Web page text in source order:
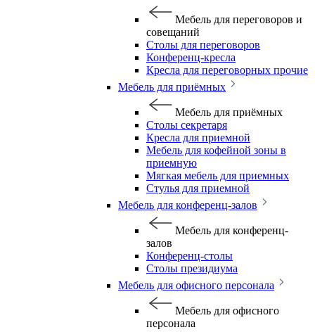
Мебель для переговоров и
совещаний
Столы для переговоров
Конференц-кресла
Кресла для переговорных прочие
Мебель для приёмных
Мебель для приёмных
Столы секретаря
Кресла для приемной
Мебель для кофейной зоны в
приемную
Мягкая мебель для приемных
Стулья для приемной
Мебель для конференц-залов
Мебель для конференц-
залов
Конференц-столы
Столы президиума
Мебель для офисного персонала
Мебель для офисного
персонала